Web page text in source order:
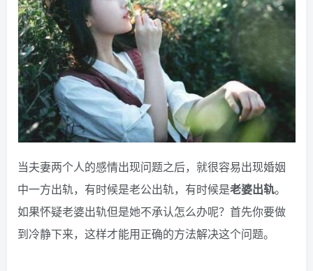
当夫妻两个人的感情出现问题之后，就很容易出现婚姻
中一方出轨，有时候是老公出轨，有时候是老婆出轨。
如果怀疑老婆出轨但是她不承认怎么办呢？首先你要做
到冷静下来，这样才能用正确的方法解决这个问题。